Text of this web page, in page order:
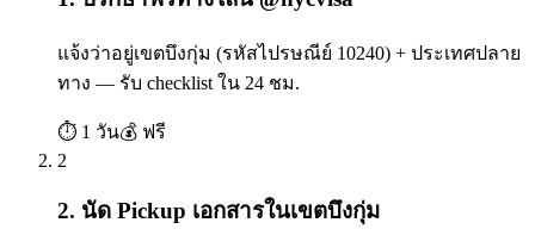
แจ้งว่าอยู่เขตบึงกุ่ม (รหัสไปรษณีย์ 10240) + ประเทศปลาย
ทาง — รับ checklist ใน 24 ชม.
⏱ 1 วัน💰 ฟรี
2
2. นัด Pickup เอกสารในเขตบึงกุ่ม